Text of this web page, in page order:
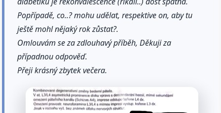
Popřípadě, co..? mohu udělat, respektive on, aby tu
ještě mohl nějaký rok zůstat?.
Omlouvám se za zdlouhavý příběh, Děkuji za
případnou odpověď.
Přeji krásný zbytek večera.